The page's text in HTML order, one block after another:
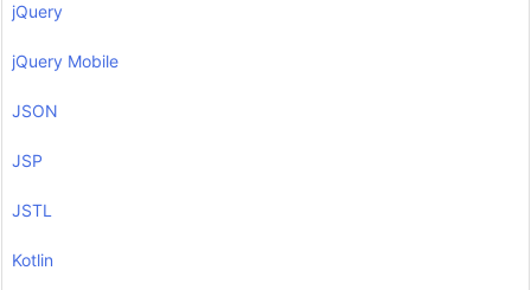
jQuery
jQuery Mobile
JSON
JSP
JSTL
Kotlin